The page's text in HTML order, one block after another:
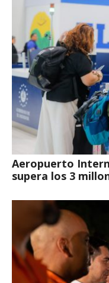
Aeropuerto
supera los 3